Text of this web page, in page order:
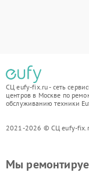
СЦ eufy-fix.ru - сеть
центров в Москве по
обслуживанию техники
2021-2026 © СЦ eufy-
Мы